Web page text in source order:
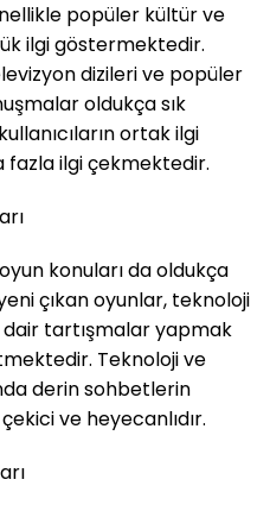
popüler kültür ve
ilgi göstermektedir.
dizileri ve popüler
oldukça sık
ortak ilgi
fazla ilgi çekmektedir.
konuları da oldukça
çıkan oyunlar, teknoloji
tartışmalar yapmak
Teknoloji ve
derin sohbetlerin
ve heyecanlıdır.